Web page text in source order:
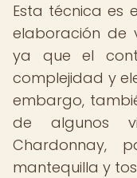
Esta técnica es
elaboración de
ya que el
complejidad y
embargo,
de algunos
Chardonnay,
mantequilla y